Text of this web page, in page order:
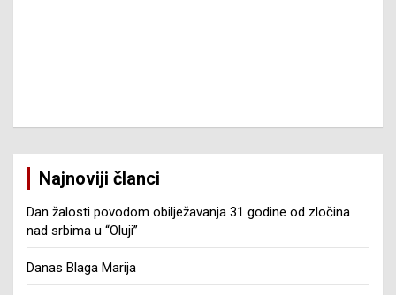
Najnoviji članci
Dan žalosti povodom obilježavanja 31 godine od zločina
nad srbima u “Oluji”
Danas Blaga Marija